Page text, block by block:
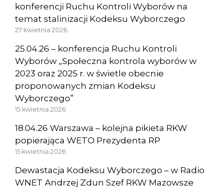
konferencji Ruchu Kontroli Wyborów na
temat stalinizacji Kodeksu Wyborczego
27 kwietnia 2026
25.04.26 – konferencja Ruchu Kontroli
Wyborów „Społeczna kontrola wyborów w
2023 oraz 2025 r. w świetle obecnie
proponowanych zmian Kodeksu
Wyborczego”
15 kwietnia 2026
18.04.26 Warszawa – kolejna pikieta RKW
popierająca WETO Prezydenta RP
15 kwietnia 2026
Dewastacja Kodeksu Wyborczego – w Radio
WNET Andrzej Zdun Szef RKW Mazowsze